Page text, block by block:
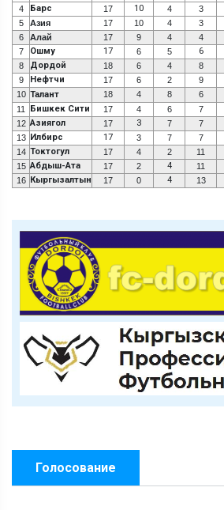
4 Барс 17 10 4 3
5 Азия 17 10 4 3
6
Алай 17 9 4 4
7
Ошму 17 6 5 6
8 Дордой 18 6 4 8
9 Нефтчи 17 6 2 9
10 Талант 18 4 8 6
11
Бишкек Сити 17 4 6 7
12 Азиягол 17 3 7 7
13 Илбирс 17 3 7 7
14 Токтогул 17 4 2 11
15 Абдыш-Ата 17 2 4 11
16 Кыргызалтын 17 0 4 13
Голосование